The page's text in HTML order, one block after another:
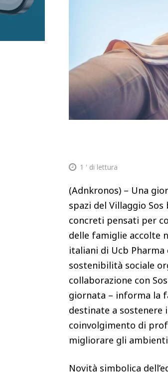
1 ' di lettura
(Adnkronos) – Una
spazi del Villaggio
concreti pensati per
delle famiglie accolte
italiani di Ucb
sostenibilità sociale
collaborazione con
giornata – informa la
destinate a sostenere
coinvolgimento di
migliorare gli
Novità simbolica